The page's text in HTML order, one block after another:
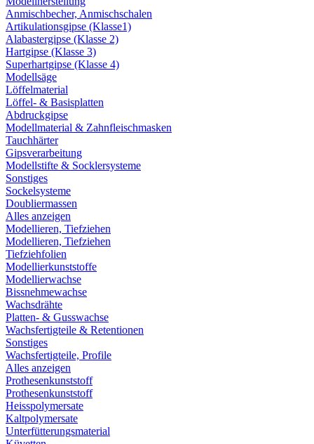
Anmischbecher, Anmischschalen
Artikulationsgipse (Klasse1)
Alabastergipse (Klasse 2)
Hartgipse (Klasse 3)
Superhartgipse (Klasse 4)
Modellsäge
Löffelmaterial
Löffel- & Basisplatten
Abdruckgipse
Modellmaterial & Zahnfleischmasken
Tauchhärter
Gipsverarbeitung
Modellstifte & Socklersysteme
Sonstiges
Sockelsysteme
Doubliermassen
Alles anzeigen
Modellieren, Tiefziehen
Modellieren, Tiefziehen
Tiefziehfolien
Modellierkunststoffe
Modellierwachse
Bissnehmewachse
Wachsdrähte
Platten- & Gusswachse
Wachsfertigteile & Retentionen
Sonstiges
Wachsfertigteile, Profile
Alles anzeigen
Prothesenkunststoff
Prothesenkunststoff
Heisspolymersate
Kaltpolymersate
Unterfütterungsmaterial